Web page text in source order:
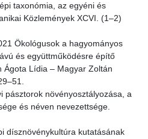
taxonómia, az egyéni és
Közlemények XCVI. (1–2)
Ökológusok a hagyományos
és együttműködésre építő
Ágota Lídia – Magyar Zoltán
pásztorok növényosztályozása, a
és néven nevezettsége.
dísznövénykultúra kutatásának